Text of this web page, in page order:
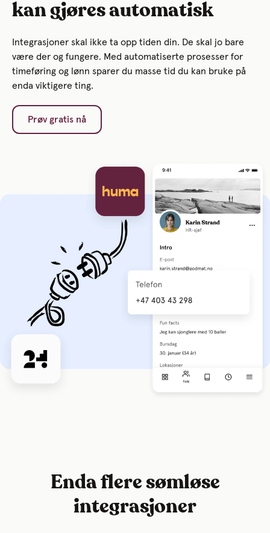
kan gjøres automatisk
Integrasjoner skal ikke ta opp tiden din. De skal jo bare
være der og fungere. Med automatiserte prosesser for
timeføring og lønn sparer du masse tid du kan bruke på
enda viktigere ting.
Prøv gratis nå
Enda flere sømløse
integrasjoner